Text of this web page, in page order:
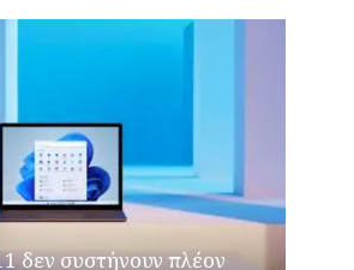
δεν συστήνουν πλέον